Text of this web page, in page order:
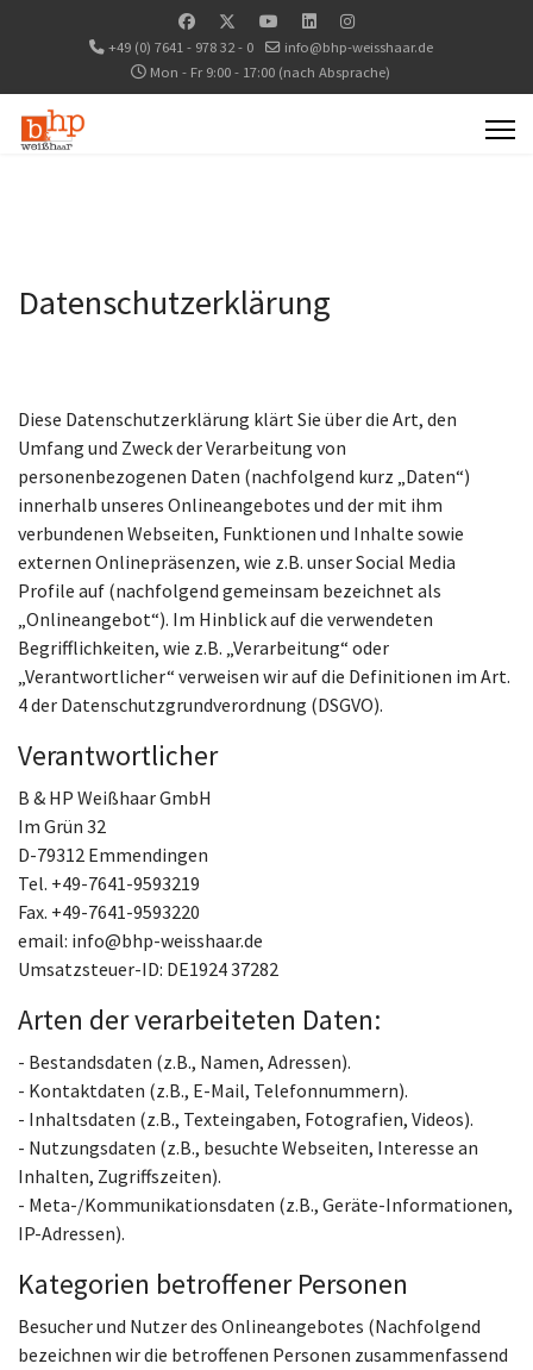
+49 (0) 7641 - 978 32 - 0
info@bhp-weisshaar.de
Mon - Fr 9:00 - 17:00 (nach Absprache)
Datenschutzerklärung
Diese Datenschutzerklärung klärt Sie über die Art, den
Umfang und Zweck der Verarbeitung von
personenbezogenen Daten (nachfolgend kurz „Daten“)
innerhalb unseres Onlineangebotes und der mit ihm
verbundenen Webseiten, Funktionen und Inhalte sowie
externen Onlinepräsenzen, wie z.B. unser Social Media
Profile auf (nachfolgend gemeinsam bezeichnet als
„Onlineangebot“). Im Hinblick auf die verwendeten
Begrifflichkeiten, wie z.B. „Verarbeitung“ oder
„Verantwortlicher“ verweisen wir auf die Definitionen im Art.
4 der Datenschutzgrundverordnung (DSGVO).
Verantwortlicher
B & HP Weißhaar GmbH
Im Grün 32
D-79312 Emmendingen
Tel. +49-7641-9593219
Fax. +49-7641-9593220
email: info@bhp-weisshaar.de
Umsatzsteuer-ID: DE1924 37282
Arten der verarbeiteten Daten:
- Bestandsdaten (z.B., Namen, Adressen).
- Kontaktdaten (z.B., E-Mail, Telefonnummern).
- Inhaltsdaten (z.B., Texteingaben, Fotografien, Videos).
- Nutzungsdaten (z.B., besuchte Webseiten, Interesse an
Inhalten, Zugriffszeiten).
- Meta-/Kommunikationsdaten (z.B., Geräte-Informationen,
IP-Adressen).
Kategorien betroffener Personen
Besucher und Nutzer des Onlineangebotes (Nachfolgend
bezeichnen wir die betroffenen Personen zusammenfassend